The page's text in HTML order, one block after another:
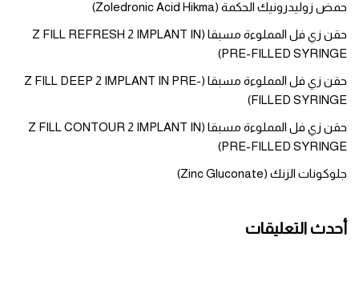
حمض زوليدرونيك الحكمة (Zoledronic Acid Hikma)
حقن زي فل المملوءة مسبقا (Z FILL REFRESH 2 IMPLANT IN
PRE-FILLED SYRINGE)
حقن زي فل المملوءة مسبقا (Z FILL DEEP 2 IMPLANT IN PRE-
FILLED SYRINGE)
حقن زي فل المملوءة مسبقا (Z FILL CONTOUR 2 IMPLANT IN
PRE-FILLED SYRINGE)
جلوكونات الزنك (Zinc Gluconate)
أحدث التعليقات